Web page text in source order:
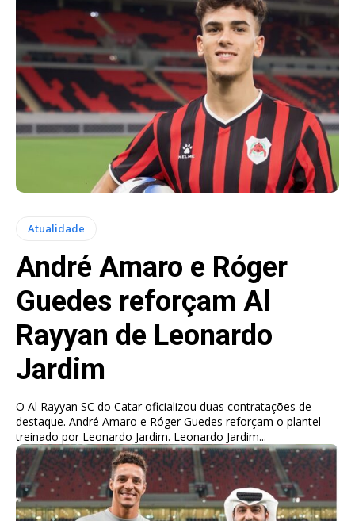
Atualidade
André Amaro e Róger
Guedes reforçam Al
Rayyan de Leonardo
Jardim
O Al Rayyan SC do Catar oficializou duas contratações de
destaque. André Amaro e Róger Guedes reforçam o plantel
treinado por Leonardo Jardim. Leonardo Jardim...